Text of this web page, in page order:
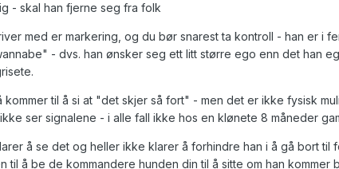
- skal han fjerne seg fra folk
med er markering, og du bør snarest ta kontroll - han er i
- dvs. han ønsker seg ett litt større ego enn det han
kommer til å si at "det skjer så fort" - men det er ikke fysisk
ser signalene - i alle fall ikke hos en klønete 8 måneder
å se det og heller ikke klarer å forhindre han i å gå bort til
til å be de kommandere hunden din til å sitte om han kommer